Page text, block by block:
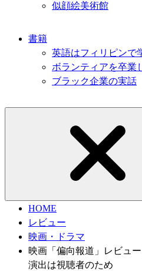
似顔絵美術館
書籍
英語はフィリピンで
ボランティアを卒業
ブラック企業の実話
HOME
レビュー
映画・ドラマ
映画「偏向報道」レビュ
演出は視聴者のため